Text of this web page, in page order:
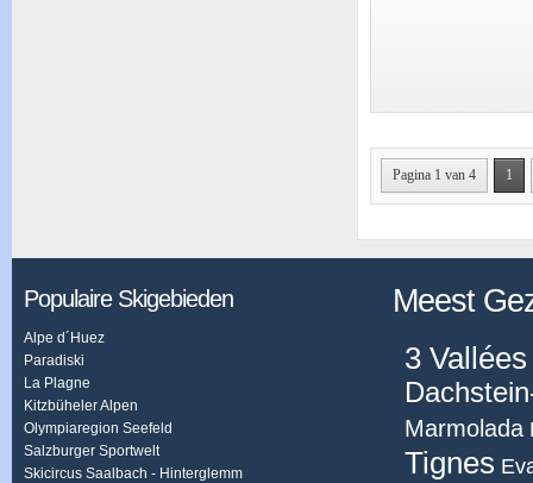
Pagina 1 van 4 1
Populaire Skigebieden
Alpe d´Huez
Paradiski
La Plagne
Kitzbüheler Alpen
Olympiaregion Seefeld
Salzburger Sportwelt
Skicircus Saalbach - Hinterglemm
Meest
3 Vallées
Marmolada
Tignes